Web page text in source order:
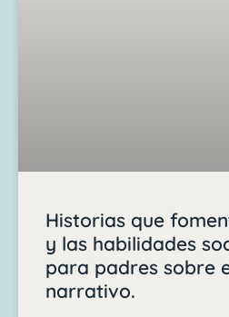
Historias que
y las habilidades
para padres sobre
narrativo.